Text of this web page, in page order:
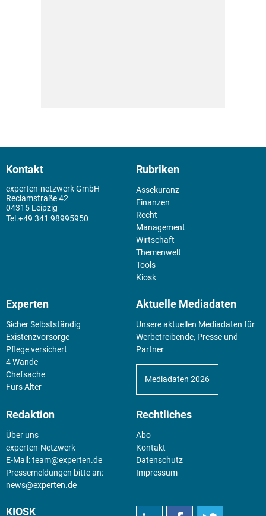
Kontakt
experten-netzwerk GmbH
Reclamstraße 42
04315 Leipzig
+49 341 98995950
Rubriken
Assekuranz
Finanzen
Recht
Management
Wirtschaft
Themenwelt
Tools
Kiosk
Experten
Sicher Selbstständig
Existenz­vorsorge
Pflege versichert
4 Wände
Chefsache
Fürs Alter
Aktuelle Mediadaten
Unsere aktuellen Mediadaten für
Werbetreibende, Presse und
Partner
Mediadaten 2026
Redaktion
Über uns
experten-Netzwerk
E-Mail:team@experten.de
Pressemeldungen bitte an:
news@experten.de
Rechtliches
Abo
Kontakt
Datenschutz
Impressum
KIOSK